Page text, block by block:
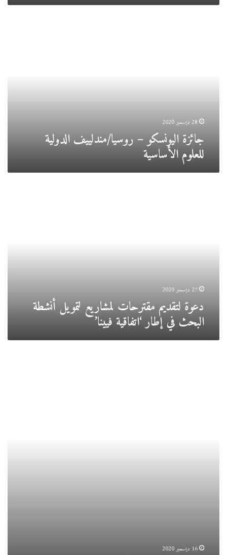
28 ديسمبر 2020
جائزة اليونسكو – روسيا/مندلييف الدولية
للعلوم الأساسية
27 ديسمبر 2020
دعوة لتقديم مقترحات لمشاريع لتمويل أنشطة
البحث في إطار ‘اتفاقية فيينا’
16 ديسمبر 2020